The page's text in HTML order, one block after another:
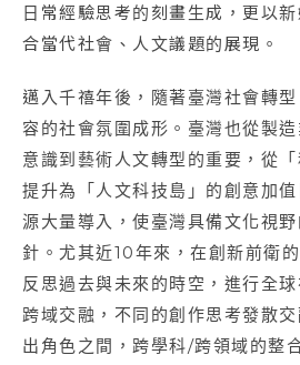
日常經驗思考的刻畫生成，更以
合當代社會、人文議題的展現。
邁入千禧年後，隨著臺灣社會轉
容的社會氛圍成形。臺灣也從製造
意識到藝術人文轉型的重要，從
提升為「人文科技島」的創意加
源大量導入，使臺灣具備文化視
針。尤其近10年來，在創新前衛
反思過去與未來的時空，進行全
跨域交融，不同的創作思考發散
出角色之間，跨學科/跨領域的整